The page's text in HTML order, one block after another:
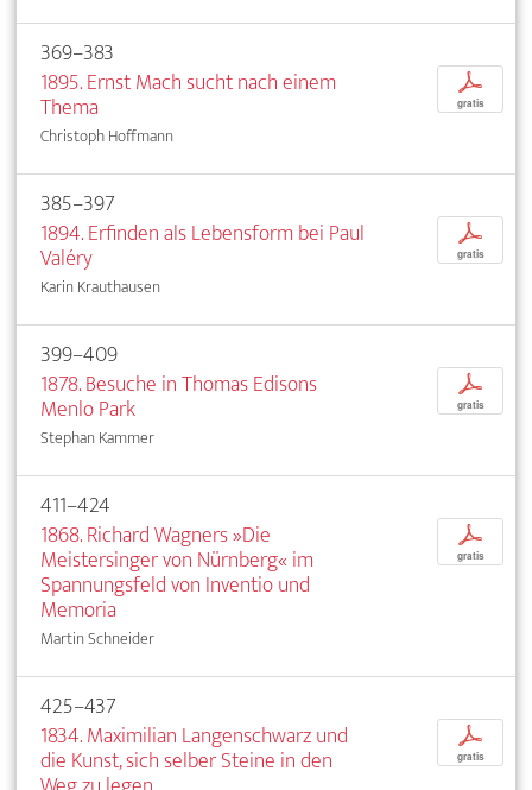
369–383
1895. Ernst Mach sucht nach einem
Thema
Christoph Hoffmann
p
gratis
385–397
1894. Erfinden als Lebensform bei Paul
Valéry
Karin Krauthausen
p
gratis
399–409
1878. Besuche in Thomas Edisons
Menlo Park
Stephan Kammer
p
gratis
411–424
1868. Richard Wagners »Die
Meistersinger von Nürnberg« im
Spannungsfeld von Inventio und
Memoria
Martin Schneider
p
gratis
425–437
1834. Maximilian Langenschwarz und
die Kunst, sich selber Steine in den
p
gratis